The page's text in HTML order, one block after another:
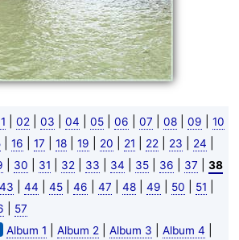
02 03 04 05| 06 07 08| 09 10
| 16 17 18| 19 20 21 22 23 24
30 31 32 33 34 35| 36 37 38
43 44 45| 46 47 48| 49 50 51
57
Album 1 Album 2 Album 3 Album 4